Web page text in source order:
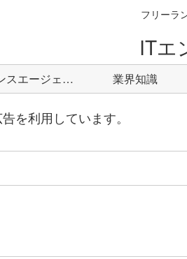
フリーラ
ITエ
フリーランスエージェント 業界知識
を利用しています。